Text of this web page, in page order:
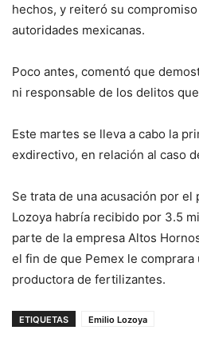
hechos, y reiteró su
autoridades mexicanas.
Poco antes, comentó que
ni responsable de los delitos
Este martes se lleva a cabo la
exdirectivo, en relación al caso
Se trata de una acusación por
Lozoya habría recibido por 3.5
parte de la empresa Altos
el fin de que Pemex le comprara
productora de fertilizantes.
ETIQUETAS Emilio Lozoya